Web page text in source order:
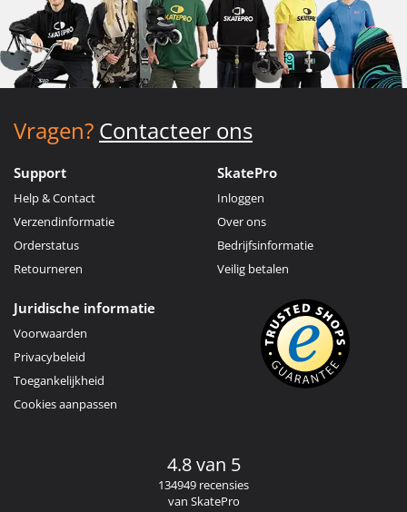
Vragen? Contacteer ons
Support
Help & Contact
Verzendinformatie
Orderstatus
Retourneren
SkatePro
Inloggen
Over ons
Bedrijfsinformatie
Veilig betalen
Juridische informatie
Voorwaarden
Privacybeleid
Toegankelijkheid
Cookies aanpassen
4.8 van 5
134949 recensies
van SkatePro